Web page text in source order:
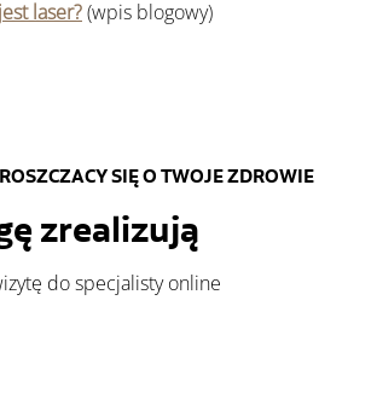
laser? (wpis blogowy)
SIĘ O TWOJE ZDROWIE
zrealizują
do specjalisty online